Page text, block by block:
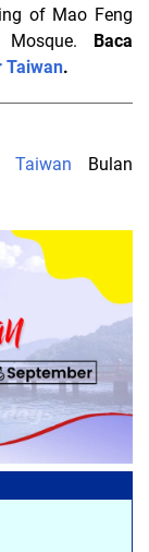
of Mao Feng
Baca
Taiwan.
Taiwan Bulan